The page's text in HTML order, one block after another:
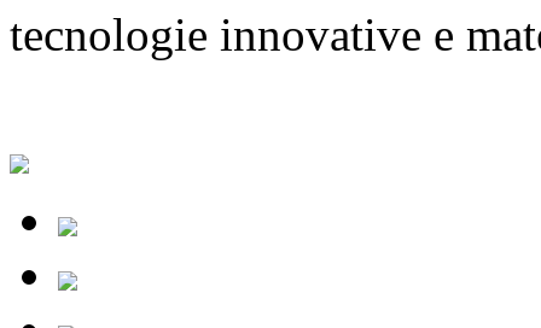
tecnologie innovative e